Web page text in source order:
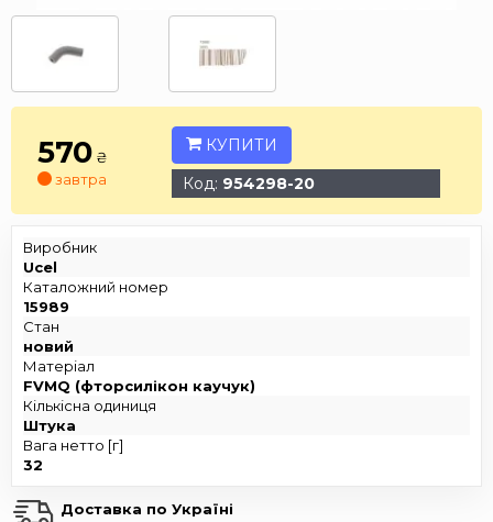
570 ₴
завтра
КУПИТИ
Код: 954298-20
Виробник
Ucel
Каталожний номер
15989
Стан
новий
Матеріал
FVMQ (фторсилікон каучук)
Кількісна одиниця
Штука
Вага нетто [г]
32
Доставка по Україні